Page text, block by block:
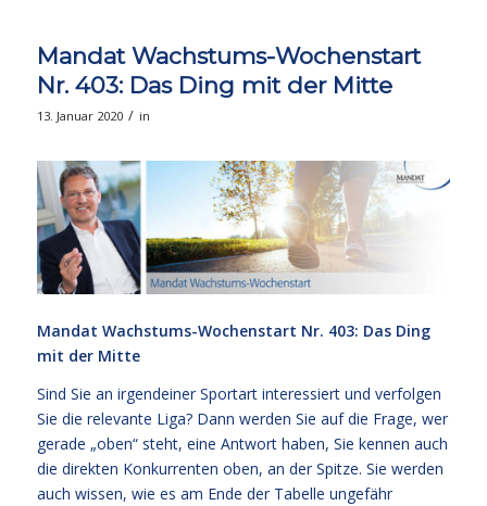
Mandat Wachstums-Wochenstart
Nr. 403: Das Ding mit der Mitte
13. Januar 2020 / in
Mandat Wachstums-Wochenstart Nr. 403: Das Ding
mit der Mitte
Sind Sie an irgendeiner Sportart interessiert und verfolgen
Sie die relevante Liga? Dann werden Sie auf die Frage, wer
gerade „oben“ steht, eine Antwort haben, Sie kennen auch
die direkten Konkurrenten oben, an der Spitze. Sie werden
auch wissen, wie es am Ende der Tabelle ungefähr